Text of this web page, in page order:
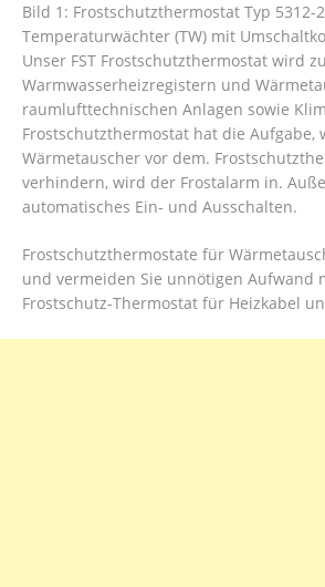
Bild 1: Frostschutzthermostat Typ 5312-
Temperaturwächter (TW) mit
Unser FST Frostschutzthermostat wird
Warmwasserheizregistern und
raumlufttechnischen Anlagen sowie
Frostschutzthermostat hat die Aufgabe,
Wärmetauscher vor dem.
verhindern, wird der Frostalarm in.
automatisches Ein- und Ausschalten.
Frostschutzthermostate für
und vermeiden Sie unnötigen Aufwand
Frostschutz-Thermostat für Heizkabel